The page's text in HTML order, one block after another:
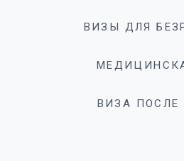
ВИЗЫ ДЛЯ
ВИЗА ПОСЛЕ